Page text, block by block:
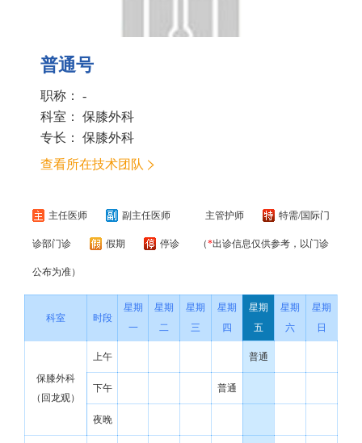
普通号
职称： -
科室： 保膝外科
专长： 保膝外科
查看所在技术团队
主任医师 副主任医师 主管护师 特需/国际门
诊部门诊 假期 停诊 （*出诊信息仅供参考，以门诊
公布为准）
科室 时段
星期
一
星期
二
星期
三
星期
四
星期
五
星期
六
星期
日
保膝外科
（回龙观）
上午 普通
下午 普通
夜晚